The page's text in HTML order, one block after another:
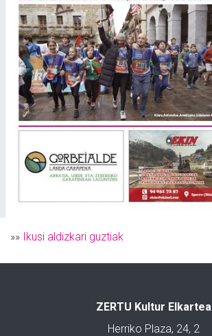
»» Ikusi aldizkari guztiak
ZERTU Kultur Elkartea
Herriko Plaza, 24, 2